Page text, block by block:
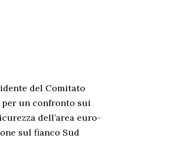
del Comitato
per un confronto sui
dell’area euro-
sul fianco Sud